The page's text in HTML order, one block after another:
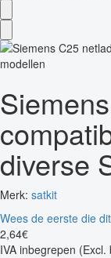
diverse
Merk: satkit
Wees de eerste die
2,64€
IVA inbegrepen (Excl.